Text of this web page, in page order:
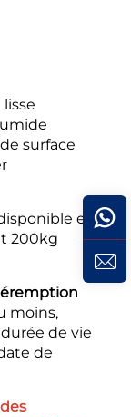
surface
en
200kg
moins,
de vie
de